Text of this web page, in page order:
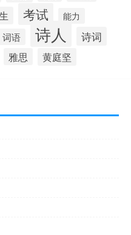
考试 能力
词语 诗人 诗词
雅思 黄庭坚